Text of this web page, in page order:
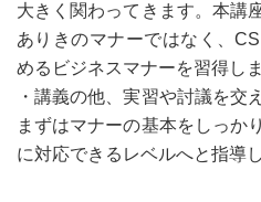
大きく関わってきます。本講
ありきのマナーではなく、
めるビジネスマナーを習得しま
・講義の他、実習や討議を交
まずはマナーの基本をしっか
に対応できるレベルへと指導し